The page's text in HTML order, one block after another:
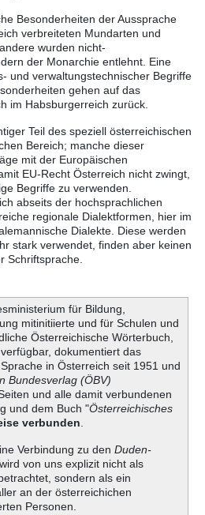
Besonderheiten der Aussprache
verbreiteten Mundarten und
wurden nicht-
der Monarchie entlehnt. Eine
und verwaltungstechnischer Begriffe
gehen auf das
im Habsburgerreich zurück.
Teil des speziell österreichischen
Bereich; manche dieser
mit der Europäischen
EU-Recht Österreich nicht zwingt,
Begriffe zu verwenden.
abseits der hochsprachlichen
regionale Dialektformen, hier im
Dialekte. Diese werden
stark verwendet, finden aber keinen
Schriftsprache.
für Bildung,
mitinitiierte und für Schulen und
Österreichische Wörterbuch,
dokumentiert das
in Österreich seit 1951 und
Bundesverlag (ÖBV)
und alle damit verbundenen
und dem Buch "Österreichisches
verbunden
Verbindung zu den Duden-
von uns explizit nicht als
sondern als ein
an der österreichichen
Personen.